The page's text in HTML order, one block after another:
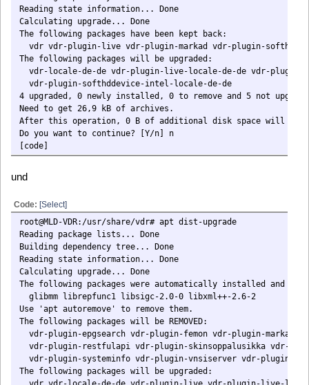
The following packages will be REMOVED:
vdr-plugin-epgsearch vdr-plugin-femon vdr-plugin-markad vdr-plugin-
vdr-plugin-restfulapi vdr-plugin-skinsoppalusikka vdr-plugin-
vdr-plugin-systeminfo vdr-plugin-vnsiserver vdr-plugin-wirbelscan
The following packages will be upgraded:
vdr vdr-locale-de-de vdr-plugin-live vdr-plugin-live-locale-de-de
vdr-plugin-markad-locale-de-de vdr-plugin-softhddevice-intel
vdr-plugin-softhddevice-intel-locale-de-de vdr-plugin-useractivity
8 upgraded, 0 newly installed, 10 to remove and 0 not upgraded.
Need to get 2.045 kB of archives.
After this operation, 0 B of additional disk space will be used.
Do you want to continue? [Y/n] n
läßt zu viel aus bzw. räumt zu viel ab.
Viele Grüße
Herbert
Es soll der selbe Befehl wenn Kodi geöffnet ist gesendet
werden, als wenn ich den Powerbutton zum Ausschalten auf
der Fernbedienung drücke, wenn ich TV über den VDR
schaue.
Hintergrund ist: Wenn ich in Kodi bin und auf meiner FB die
Aktion "all off" drücke kommt der Befehl nicht zum VDR
durch und der läuft dann weiter.
herb01 Posts: 193
Hilfe bei Erstinstallation benötigt
Reply #69 on:May 05, 2025, 12:07:07 »
Hab ich mir gedacht und genau das macht der svdrpsend.sh-
Befehl. Leider knipst KODI das anscheinend ab und